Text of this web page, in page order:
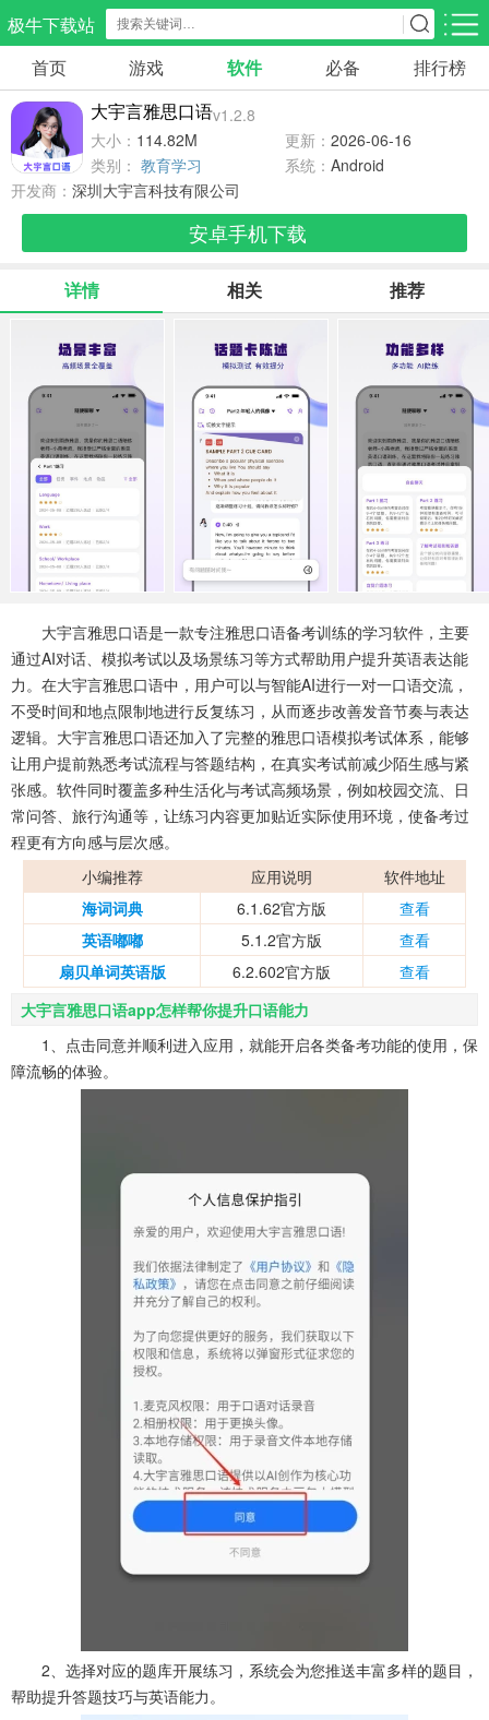
极牛下载站
应用分类 游戏分类
生活服务
297款应用
教育学习
178款应用
84款应用
游戏辅助
476款应用
214款应用
社交聊天
183款应用
电子图书
438款应用
移动办公
184款应用
新闻阅读
43款应用
金融理财
54款应用
媒体影音
601款应用
系统工具
健康医疗
53款应用
ai工具
334款应用
娱乐资讯
首页 游戏 软件 必备 排行榜
大宇言雅思口语v1.2.8
大小： 114.82M 更新： 2026-06-16
类别： 教育学习 系统： Android
开发商： 深圳大宇言科技有限公司
安卓手机下载
详情 相关 推荐
大宇言雅思口语是一款专注雅思口语备考训练的学习软件，主要
通过AI对话、模拟考试以及场景练习等方式帮助用户提升英语表达能
力。在大宇言雅思口语中，用户可以与智能AI进行一对一口语交流，
不受时间和地点限制地进行反复练习，从而逐步改善发音节奏与表达
逻辑。大宇言雅思口语还加入了完整的雅思口语模拟考试体系，能够
让用户提前熟悉考试流程与答题结构，在真实考试前减少陌生感与紧
张感。软件同时覆盖多种生活化与考试高频场景，例如校园交流、日
常问答、旅行沟通等，让练习内容更加贴近实际使用环境，使备考过
程更有方向感与层次感。
小编推荐
应用说明
软件地址
海词词典
6.1.62官方版
查看
英语嘟嘟
5.1.2官方版
查看
扇贝单词英语版
6.2.602官方版
查看
大宇言雅思口语app怎样帮你提升口语能力
1、点击同意并顺利进入应用，就能开启各类备考功能的使用，保
障流畅的体验。
2、选择对应的题库开展练习，系统会为您推送丰富多样的题目，
帮助提升答题技巧与英语能力。